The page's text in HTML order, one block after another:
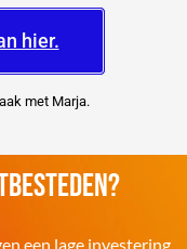
hier.
met Marja.
een lage investering